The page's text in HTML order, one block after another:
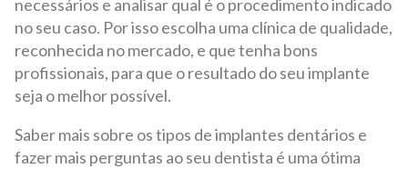
necessários e analisar qual é o procedimento indicado
no seu caso. Por isso escolha uma clínica de qualidade,
reconhecida no mercado, e que tenha bons
profissionais, para que o resultado do seu implante
seja o melhor possível.
Saber mais sobre os tipos de implantes dentários e
fazer mais perguntas ao seu dentista é uma ótima